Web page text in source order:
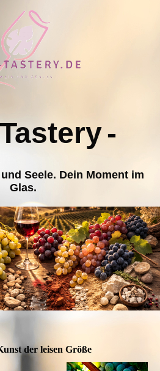
-
Seele. Dein Moment im
Glas.
der leisen Größe